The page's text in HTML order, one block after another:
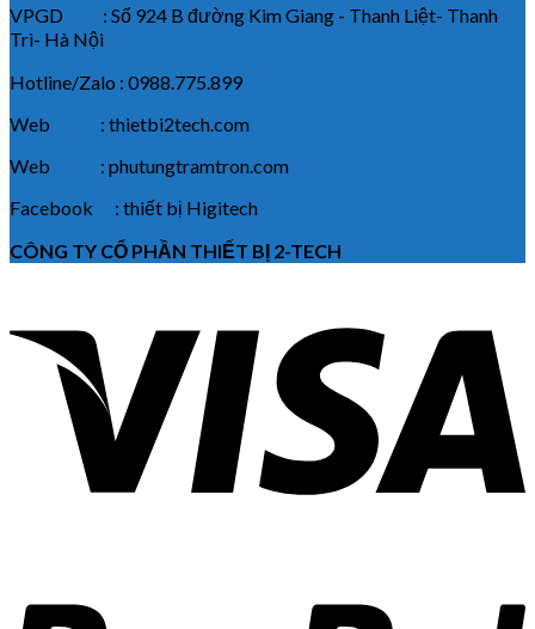
VPGD : Số 924 B đường Kim Giang - Thanh Liệt- Thanh
Trì- Hà Nội
Hotline/Zalo : 0988.775.899
Web : thietbi2tech.com
Web : phutungtramtron.com
Facebook : thiết bị Higitech
CÔNG TY CỔ PHẦN THIẾT BỊ 2-TECH